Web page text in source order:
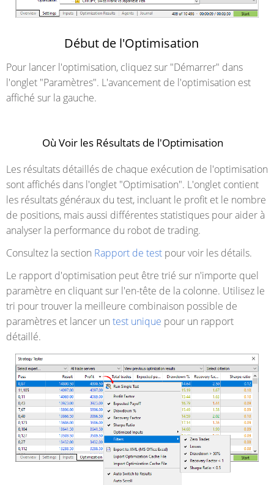
Début de l'Optimisation
Pour lancer l'optimisation, cliquez sur "Démarrer" dans
l'onglet "Paramètres". L'avancement de l'optimisation est
affiché sur la gauche.
Où Voir les Résultats de l'Optimisation
Les résultats détaillés de chaque exécution de l'optimisation
sont affichés dans l'onglet "Optimisation". L'onglet contient
les résultats généraux du test, incluant le profit et le nombre
de positions, mais aussi différentes statistiques pour aider à
analyser la performance du robot de trading.
Consultez la section Rapport de test pour voir les détails.
Le rapport d'optimisation peut être trié sur n'importe quel
paramètre en cliquant sur l'en-tête de la colonne. Utilisez le
tri pour trouver la meilleure combinaison possible de
paramètres et lancer un test unique pour un rapport
détaillé.